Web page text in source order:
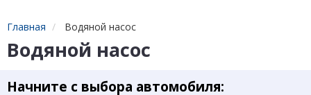
Главная Водяной насос
Водяной насос
Начните с выбора автомобиля: